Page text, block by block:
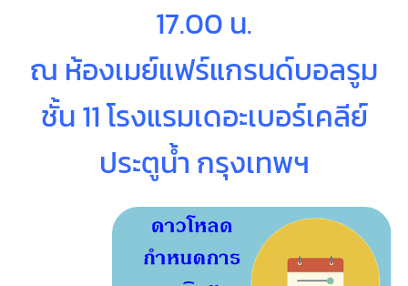
17.00 น.
ณ ห้องเมย์แฟร์แกรนด์บอลรูม
ชั้น 11 โรงแรมเดอะเบอร์เคลีย์
ประตูน้ำ กรุงเทพฯ